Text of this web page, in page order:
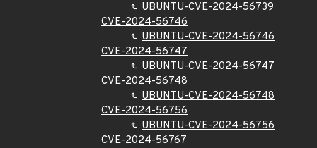
UBUNTU-CVE-2024-56739
CVE-2024-56746
UBUNTU-CVE-2024-56746
CVE-2024-56747
UBUNTU-CVE-2024-56747
CVE-2024-56748
UBUNTU-CVE-2024-56748
CVE-2024-56756
UBUNTU-CVE-2024-56756
CVE-2024-56767